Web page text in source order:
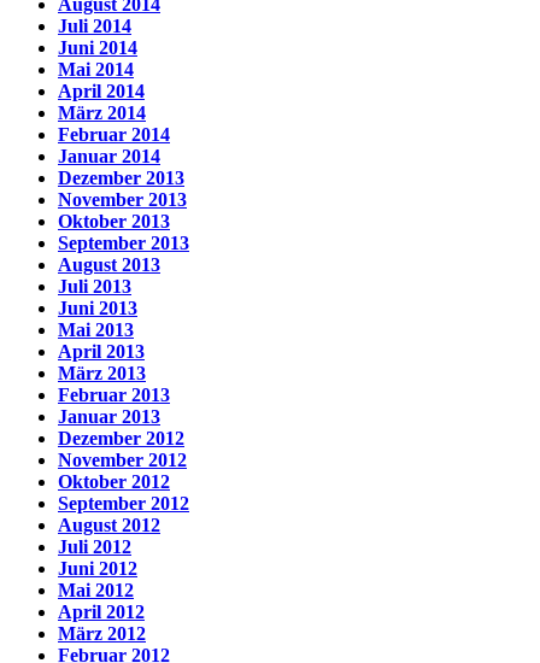
Juli 2014
Juni 2014
Mai 2014
April 2014
März 2014
Februar 2014
Januar 2014
Dezember 2013
November 2013
Oktober 2013
September 2013
August 2013
Juli 2013
Juni 2013
Mai 2013
April 2013
März 2013
Februar 2013
Januar 2013
Dezember 2012
November 2012
Oktober 2012
September 2012
August 2012
Juli 2012
Juni 2012
Mai 2012
April 2012
März 2012
Februar 2012